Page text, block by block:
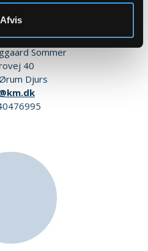
Afvis
Sommer
40
Djurs